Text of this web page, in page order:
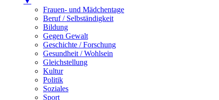
Frauen- und Mädchentage
Beruf / Selbständigkeit
Bildung
Gegen Gewalt
Geschichte / Forschung
Gesundheit / Wohlsein
Gleichstellung
Kultur
Politik
Soziales
Sport